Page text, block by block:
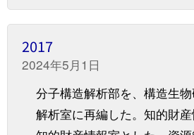
2017
2024年5月1日
分子構造解析部を、構造生
解析室に再編した。知的財産